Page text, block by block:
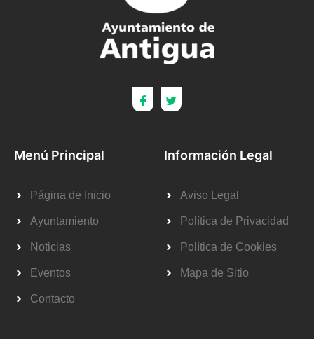
Menú Principal
Página de Inicio
Ayuntamiento
Noticias
Eventos
Contacto
Información Legal
Aviso Legal
Política de Privacidad
Política de Cookies
Mapa de Sitio